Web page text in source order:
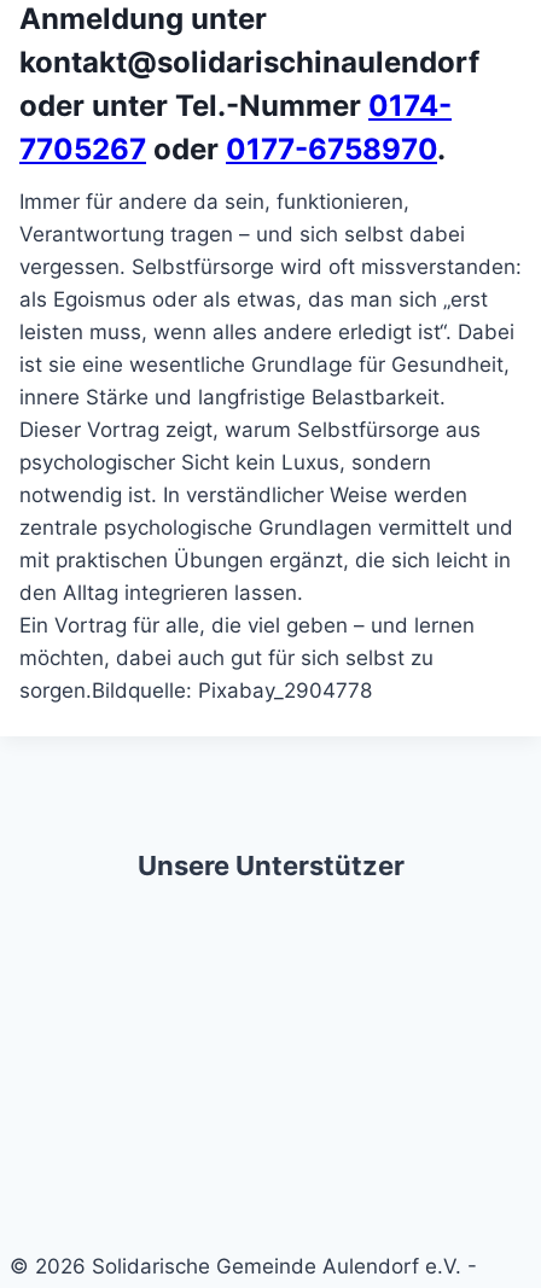
Anmeldung unter
kontakt@solidarischinaulendorf
oder unter Tel.-Nummer 0174-
7705267 oder 0177-6758970.
Immer für andere da sein, funktionieren,
Verantwortung tragen – und sich selbst dabei
vergessen. Selbstfürsorge wird oft missverstanden:
als Egoismus oder als etwas, das man sich „erst
leisten muss, wenn alles andere erledigt ist“. Dabei
ist sie eine wesentliche Grundlage für Gesundheit,
innere Stärke und langfristige Belastbarkeit.
Dieser Vortrag zeigt, warum Selbstfürsorge aus
psychologischer Sicht kein Luxus, sondern
notwendig ist. In verständlicher Weise werden
zentrale psychologische Grundlagen vermittelt und
mit praktischen Übungen ergänzt, die sich leicht in
den Alltag integrieren lassen.
Ein Vortrag für alle, die viel geben – und lernen
möchten, dabei auch gut für sich selbst zu
sorgen.Bildquelle: Pixabay_2904778
Unsere Unterstützer
© 2026 Solidarische Gemeinde Aulendorf e.V. -